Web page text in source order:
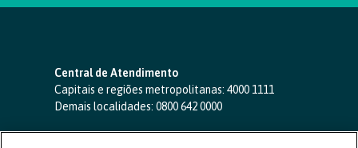
Central de Atendimento
Capitais e regiões metropolitanas: 4000 1111
Demais localidades: 0800 642 0000
SAC 24 horas-0800 724 4420